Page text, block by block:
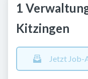
1
Kitzingen
Jetzt Job-